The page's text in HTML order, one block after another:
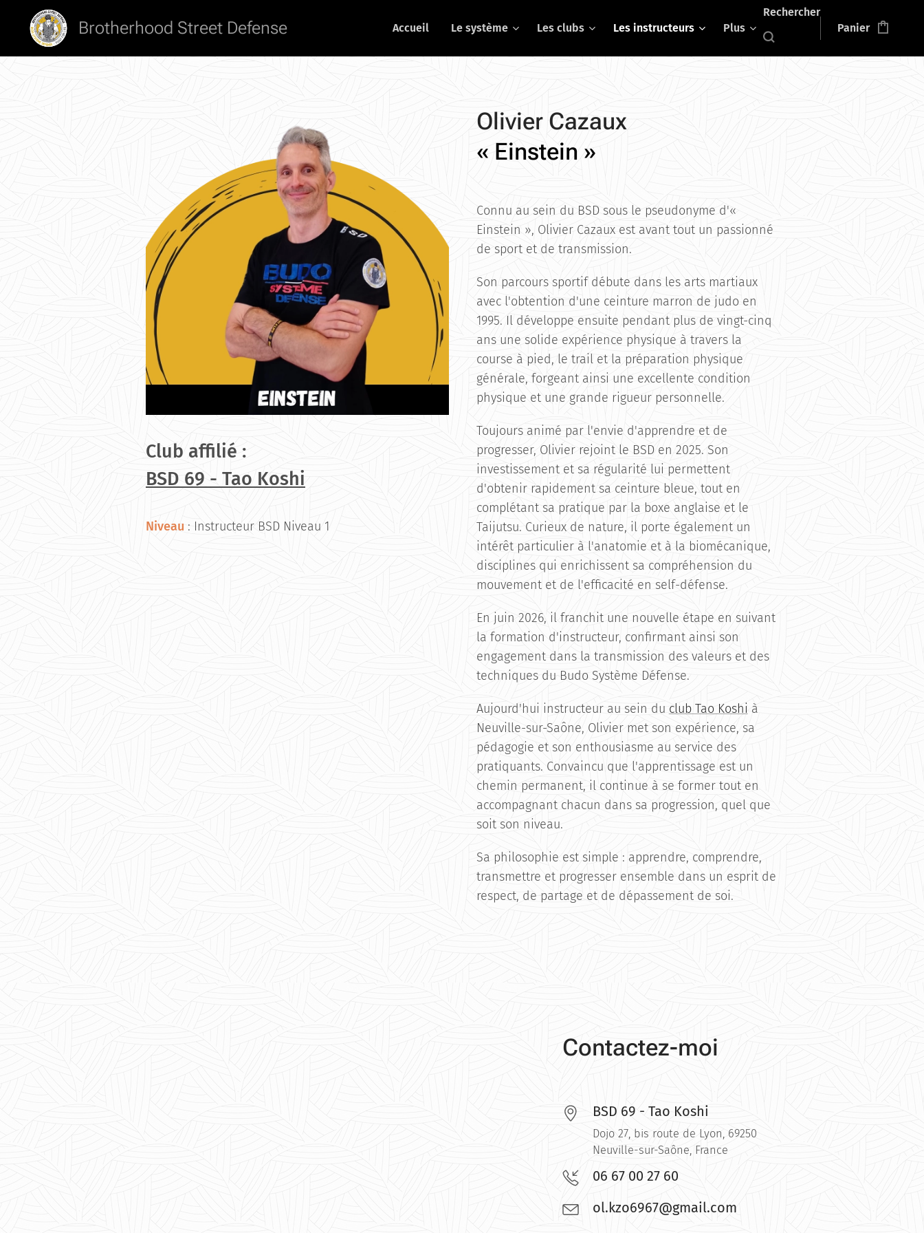
Brotherhood Street Defense Accueil Le système Les clubs Les instructeurs Plus
Rechercher
Panier
Club affilié :
BSD 69 - Tao Koshi
Niveau : Instructeur BSD Niveau 1
Olivier Cazaux
« Einstein »
Connu au sein du BSD sous le pseudonyme d'«
Einstein », Olivier Cazaux est avant tout un passionné
de sport et de transmission.
Son parcours sportif débute dans les arts martiaux
avec l'obtention d'une ceinture marron de judo en
1995. Il développe ensuite pendant plus de vingt-cinq
ans une solide expérience physique à travers la
course à pied, le trail et la préparation physique
générale, forgeant ainsi une excellente condition
physique et une grande rigueur personnelle.
Toujours animé par l'envie d'apprendre et de
progresser, Olivier rejoint le BSD en 2025. Son
investissement et sa régularité lui permettent
d'obtenir rapidement sa ceinture bleue, tout en
complétant sa pratique par la boxe anglaise et le
Taijutsu. Curieux de nature, il porte également un
intérêt particulier à l'anatomie et à la biomécanique,
disciplines qui enrichissent sa compréhension du
mouvement et de l'efficacité en self-défense.
En juin 2026, il franchit une nouvelle étape en suivant
la formation d'instructeur, confirmant ainsi son
engagement dans la transmission des valeurs et des
techniques du Budo Système Défense.
Aujourd'hui instructeur au sein du club Tao Koshi à
Neuville-sur-Saône, Olivier met son expérience, sa
pédagogie et son enthousiasme au service des
pratiquants. Convaincu que l'apprentissage est un
chemin permanent, il continue à se former tout en
accompagnant chacun dans sa progression, quel que
soit son niveau.
Sa philosophie est simple : apprendre, comprendre,
transmettre et progresser ensemble dans un esprit de
respect, de partage et de dépassement de soi.
Contactez-moi
BSD 69 - Tao Koshi
Dojo 27, bis route de Lyon, 69250
Neuville-sur-Saône, France
06 67 00 27 60
ol.kzo6967@gmail.com